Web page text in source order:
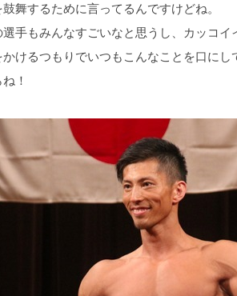
舞するために言ってるんですけどね。
手もみんなすごいなと思うし、カッコイ
けるつもりでいつもこんなことを口にし
！